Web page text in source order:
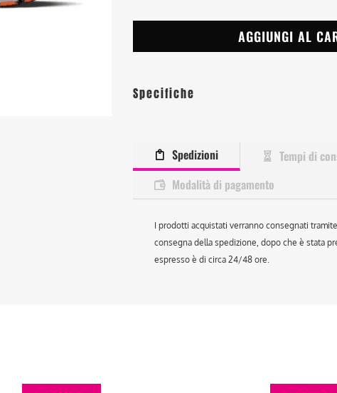
AGGIUNGI AL
Specifiche
Spedizioni
Tempi di
Modalità di pagamento
I prodotti acquistati verranno consegnati
consegna della spedizione, dopo che è stata
espresso è di circa 24/48 ore.
Questo
Questo